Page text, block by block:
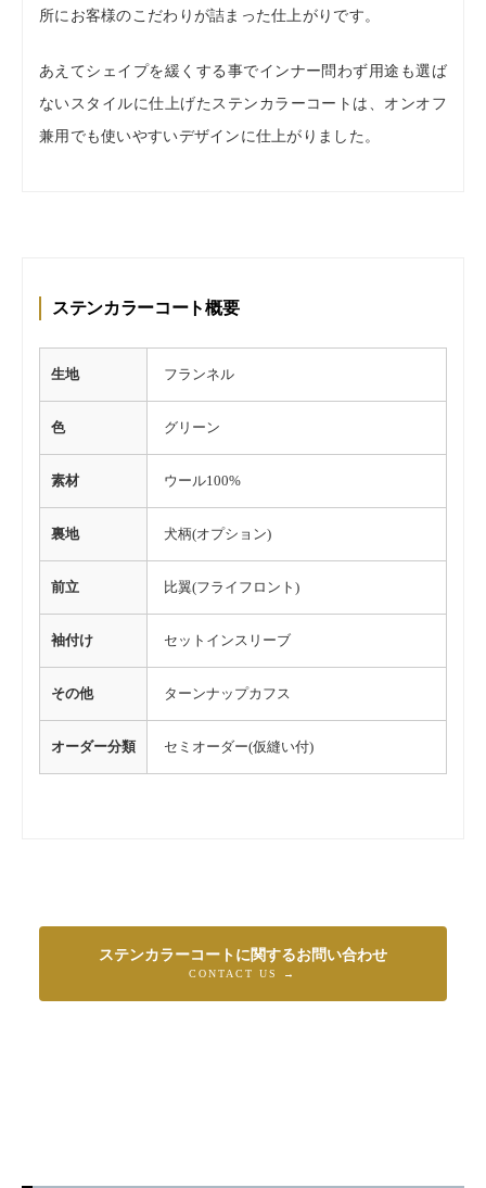
所にお客様のこだわりが詰まった仕上がりです。
あえてシェイプを緩くする事でインナー問わず用途も選ば
ないスタイルに仕上げたステンカラーコートは、オンオフ
兼用でも使いやすいデザインに仕上がりました。
ステンカラーコート概要
生地 フランネル
色 グリーン
素材 ウール100%
裏地 犬柄(オプション)
前立 比翼(フライフロント)
袖付け セットインスリーブ
その他 ターンナップカフス
オーダー分類 セミオーダー(仮縫い付)
ステンカラーコートに関するお問い合わせ
CONTACT US →